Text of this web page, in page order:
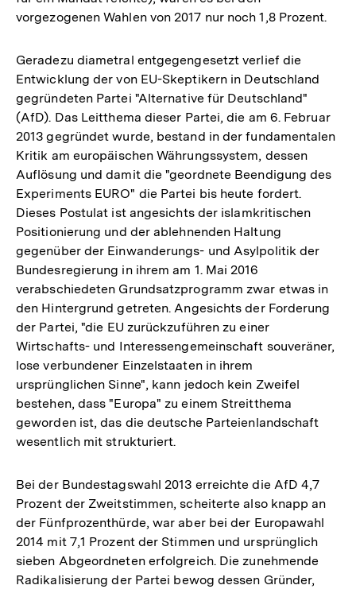
vorgezogenen Wahlen von 2017 nur noch 1,8 Prozent.
Geradezu diametral entgegengesetzt verlief die
Entwicklung der von EU-Skeptikern in Deutschland
gegründeten Partei "Alternative für Deutschland"
(AfD). Das Leitthema dieser Partei, die am 6. Februar
2013 gegründet wurde, bestand in der fundamentalen
Kritik am europäischen Währungssystem, dessen
Auflösung und damit die "geordnete Beendigung des
Experiments EURO" die Partei bis heute fordert.
Dieses Postulat ist angesichts der islamkritischen
Positionierung und der ablehnenden Haltung
gegenüber der Einwanderungs- und Asylpolitik der
Bundesregierung in ihrem am 1. Mai 2016
verabschiedeten Grundsatzprogramm zwar etwas in
den Hintergrund getreten. Angesichts der Forderung
der Partei, "die EU zurückzuführen zu einer
Wirtschafts- und Interessengemeinschaft souveräner,
lose verbundener Einzelstaaten in ihrem
ursprünglichen Sinne", kann jedoch kein Zweifel
bestehen, dass "Europa" zu einem Streitthema
geworden ist, das die deutsche Parteienlandschaft
wesentlich mit strukturiert.
Bei der Bundestagswahl 2013 erreichte die AfD 4,7
Prozent der Zweitstimmen, scheiterte also knapp an
der Fünfprozenthürde, war aber bei der Europawahl
2014 mit 7,1 Prozent der Stimmen und ursprünglich
sieben Abgeordneten erfolgreich. Die zunehmende
Radikalisierung der Partei bewog dessen Gründer,